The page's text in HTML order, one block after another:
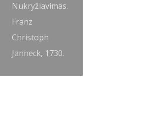
Nukryžiavimas.
Franz
Christoph
Janneck, 1730.